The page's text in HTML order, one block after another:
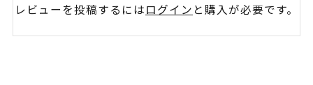
レビューを投稿するにはログイン と購入が必要です。